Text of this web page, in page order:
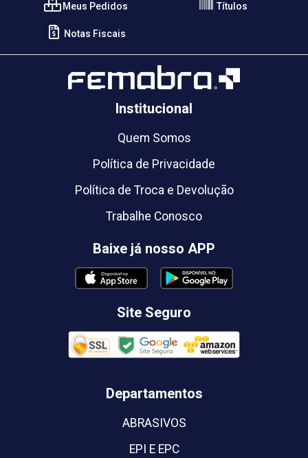
Meus Pedidos Títulos
Notas Fiscais
Institucional
Quem Somos
Política de Privacidade
Política de Troca e Devolução
Trabalhe Conosco
Baixe já nosso APP
Site Seguro
Departamentos
ABRASIVOS
EPI E EPC